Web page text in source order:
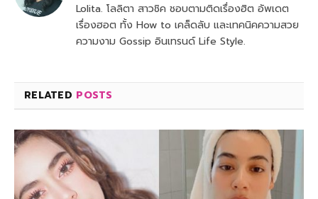
Lolita. โลลิตา สาวชิค ชอบตามติดเรื่องฮิต อัพเดต
เรื่องฮอต ทั้ง How to เคล็ดลับ และเทคนิคความสวย
ความงาม Gossip อินเทรนด์ Life Style.
RELATED POSTS